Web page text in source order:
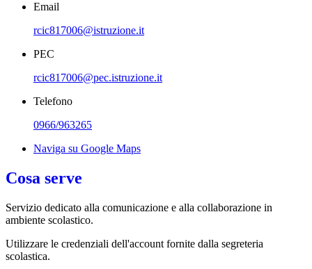
Email
rcic817006@istruzione.it
PEC
rcic817006@pec.istruzione.it
Telefono
0966/963265
Naviga su Google Maps
Cosa serve
Servizio dedicato alla comunicazione e alla collaborazione in
ambiente scolastico.
Utilizzare le credenziali dell'account fornite dalla segreteria
scolastica.